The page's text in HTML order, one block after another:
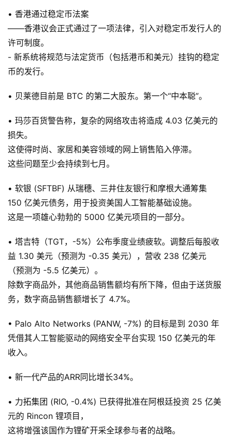
• 香港通过稳定币法案
——香港议会正式通过了一项法律，引入对稳定币发行人的
许可制度。
- 新系统将规范与法定货币（包括港币和美元）挂钩的稳定
币的发行。
• 贝莱德目前是 BTC 的第二大股东。第一个“中本聪”。
• 玛莎百货警告称，复杂的网络攻击将造成 4.03 亿美元的
损失。
这使得时尚、家居和美容领域的网上销售陷入停滞。
这些问题至少会持续到七月。
• 软银 (SFTBF) 从瑞穗、三井住友银行和摩根大通筹集
150 亿美元债务，用于投资美国人工智能基础设施。
这是一项雄心勃勃的 5000 亿美元项目的一部分。
• 塔吉特（TGT，-5%）公布季度业绩疲软。调整后每股收
益 1.30 美元（预测为 -0.35 美元），营收 238 亿美元
（预测为 -5.5 亿美元）。
除数字商品外，其他商品销售额均有所下降，但由于送货服
务，数字商品销售额增长了 4.7%。
• Palo Alto Networks (PANW, -7%) 的目标是到 2030 年
凭借其人工智能驱动的网络安全平台实现 150 亿美元的年
收入。
• 新一代产品的ARR同比增长34%。
• 力拓集团 (RIO, -0.4%) 已获得批准在阿根廷投资 25 亿美
元的 Rincon 锂项目，
这将增强该国作为锂矿开采全球参与者的战略。